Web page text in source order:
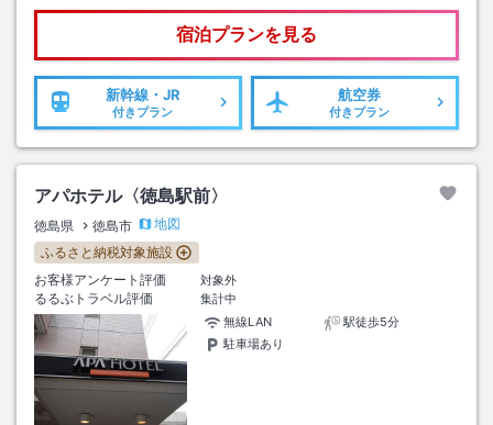
宿泊プランを見る
新幹線・JR
付きプラン
航空券
付きプラン
アパホテル〈徳島駅前〉
徳島県 徳島市
地図
ふるさと納税対象施設
お客様アンケート評価
対象外
るるぶトラベル評価
集計中
無線LAN
駅徒歩5分
駐車場あり